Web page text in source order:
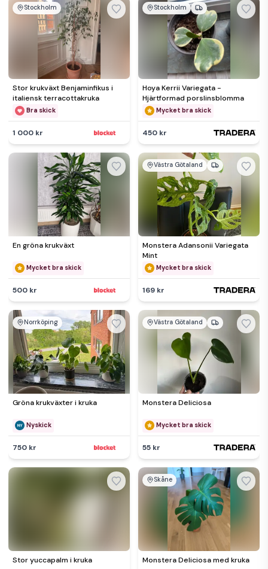
Stockholm
Stor krukväxt Benjaminfikus i
italiensk terracottakruka
Bra skick
1 000 kr
Stockholm
Hoya Kerrii Variegata -
Hjärtformad porslinsblomma
Mycket bra skick
450 kr
En gröna krukväxt
Mycket bra skick
500 kr
Västra Götaland
Monstera Adansonii Variegata
Mint
Mycket bra skick
169 kr
Norrköping
Gröna krukväxter i kruka
Nyskick
750 kr
Västra Götaland
Monstera Deliciosa
Mycket bra skick
55 kr
Stor yuccapalm i kruka
Skåne
Monstera Deliciosa med kruka